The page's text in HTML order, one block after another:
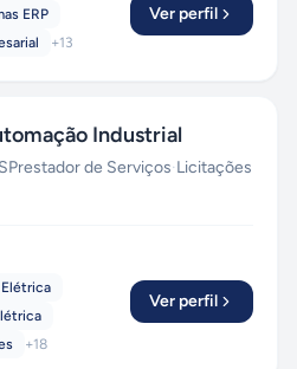
ERP
+13
Ver perfil
Industrial
Prestador de Serviços·Licitações
+18
Ver perfil